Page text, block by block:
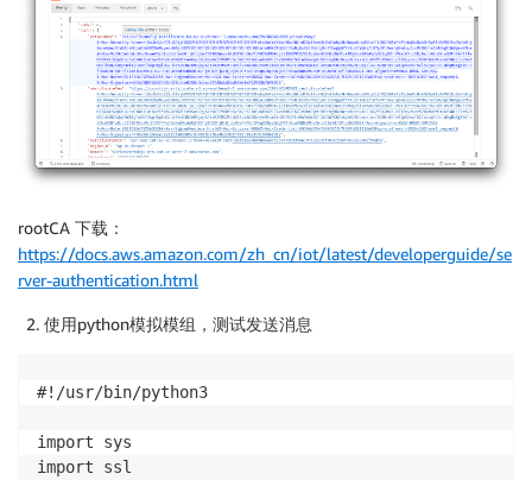
rootCA 下载：
https://docs.aws.amazon.com/zh_cn/iot/latest/developerguide/se
rver-authentication.html
使用python模拟模组，测试发送消息
#!/usr/bin/python3
import sys
import ssl